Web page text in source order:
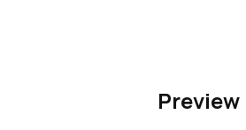
Preview